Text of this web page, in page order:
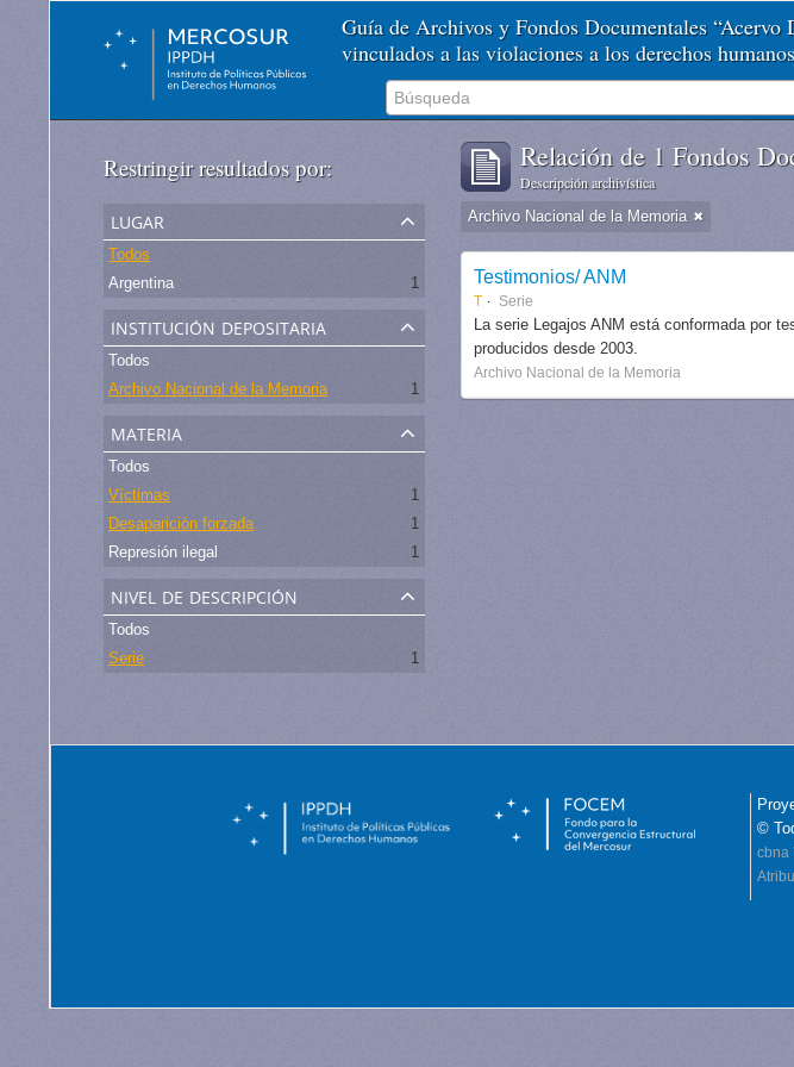
Guía de Archivos y Fondos Documentales “Acervo
vinculados a las violaciones a los derechos
Restringir resultados por:
lugar
Todos
Argentina
1
institución depositaria
Todos
Archivo Nacional de la Memoria
1
materia
Todos
Víctimas
1
Desaparición forzada
1
Represión ilegal
1
nivel de descripción
Todos
Serie
1
Relación de 1 Fondos
Descripción archivística
Archivo Nacional de la Memoria
Testimonios/ ANM
T Serie
La serie Legajos ANM está conformada por
producidos desde 2003.
Archivo Nacional de la Memoria
©
cbna